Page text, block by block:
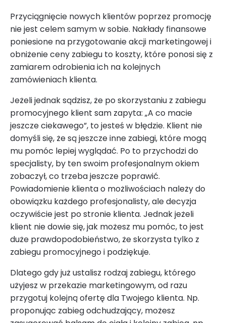
Przyciągnięcie nowych klientów poprzez promocję
nie jest celem samym w sobie. Nakłady finansowe
poniesione na przygotowanie akcji marketingowej i
obniżenie ceny zabiegu to koszty, które ponosi się z
zamiarem odrobienia ich na kolejnych
zamówieniach klienta.
Jeżeli jednak sądzisz, że po skorzystaniu z zabiegu
promocyjnego klient sam zapyta: „A co macie
jeszcze ciekawego”, to jesteś w błędzie. Klient nie
domyśli się, że są jeszcze inne zabiegi, które mogą
mu pomóc lepiej wyglądać. Po to przychodzi do
specjalisty, by ten swoim profesjonalnym okiem
zobaczył, co trzeba jeszcze poprawić.
Powiadomienie klienta o możliwościach należy do
obowiązku każdego profesjonalisty, ale decyzja
oczywiście jest po stronie klienta. Jednak jeżeli
klient nie dowie się, jak możesz mu pomóc, to jest
duże prawdopodobieństwo, że skorzysta tylko z
zabiegu promocyjnego i podziękuje.
Dlatego gdy już ustalisz rodzaj zabiegu, którego
użyjesz w przekazie marketingowym, od razu
przygotuj kolejną ofertę dla Twojego klienta. Np.
proponując zabieg odchudzający, możesz